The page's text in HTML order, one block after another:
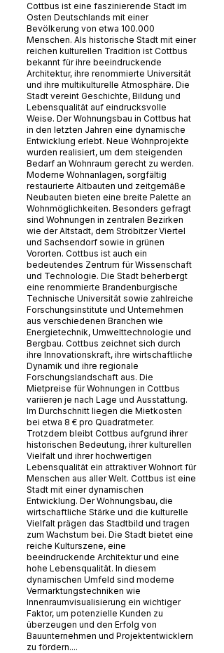
Cottbus ist eine faszinierende Stadt im
Osten Deutschlands mit einer
Bevölkerung von etwa 100.000
Menschen. Als historische Stadt mit einer
reichen kulturellen Tradition ist Cottbus
bekannt für ihre beeindruckende
Architektur, ihre renommierte Universität
und ihre multikulturelle Atmosphäre. Die
Stadt vereint Geschichte, Bildung und
Lebensqualität auf eindrucksvolle
Weise. Der Wohnungsbau in Cottbus hat
in den letzten Jahren eine dynamische
Entwicklung erlebt. Neue Wohnprojekte
wurden realisiert, um dem steigenden
Bedarf an Wohnraum gerecht zu werden.
Moderne Wohnanlagen, sorgfältig
restaurierte Altbauten und zeitgemäße
Neubauten bieten eine breite Palette an
Wohnmöglichkeiten. Besonders gefragt
sind Wohnungen in zentralen Bezirken
wie der Altstadt, dem Ströbitzer Viertel
und Sachsendorf sowie in grünen
Vororten. Cottbus ist auch ein
bedeutendes Zentrum für Wissenschaft
und Technologie. Die Stadt beherbergt
eine renommierte Brandenburgische
Technische Universität sowie zahlreiche
Forschungsinstitute und Unternehmen
aus verschiedenen Branchen wie
Energietechnik, Umwelttechnologie und
Bergbau. Cottbus zeichnet sich durch
ihre Innovationskraft, ihre wirtschaftliche
Dynamik und ihre regionale
Forschungslandschaft aus. Die
Mietpreise für Wohnungen in Cottbus
variieren je nach Lage und Ausstattung.
Im Durchschnitt liegen die Mietkosten
bei etwa 8 € pro Quadratmeter.
Trotzdem bleibt Cottbus aufgrund ihrer
historischen Bedeutung, ihrer kulturellen
Vielfalt und ihrer hochwertigen
Lebensqualität ein attraktiver Wohnort für
Menschen aus aller Welt. Cottbus ist eine
Stadt mit einer dynamischen
Entwicklung. Der Wohnungsbau, die
wirtschaftliche Stärke und die kulturelle
Vielfalt prägen das Stadtbild und tragen
zum Wachstum bei. Die Stadt bietet eine
reiche Kulturszene, eine
beeindruckende Architektur und eine
hohe Lebensqualität. In diesem
dynamischen Umfeld sind moderne
Vermarktungstechniken wie
Innenraumvisualisierung ein wichtiger
Faktor, um potenzielle Kunden zu
überzeugen und den Erfolg von
Bauunternehmen und Projektentwicklern
zu fördern....